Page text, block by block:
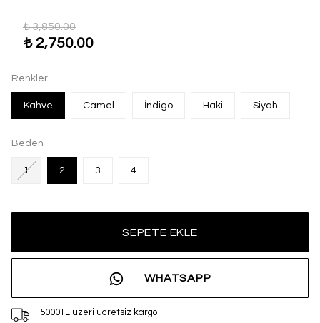
₺ 3,850.00
₺ 2,750.00
Renkler
Kahve Camel İndigo Haki Siyah
Beden
1 2 3 4
SEPETE EKLE
WHATSAPP
5000TL üzeri ücretsiz kargo